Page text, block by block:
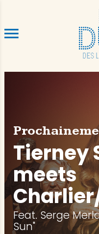
ALLER AU
Tierney
meets
Feat. Serge
Sun"